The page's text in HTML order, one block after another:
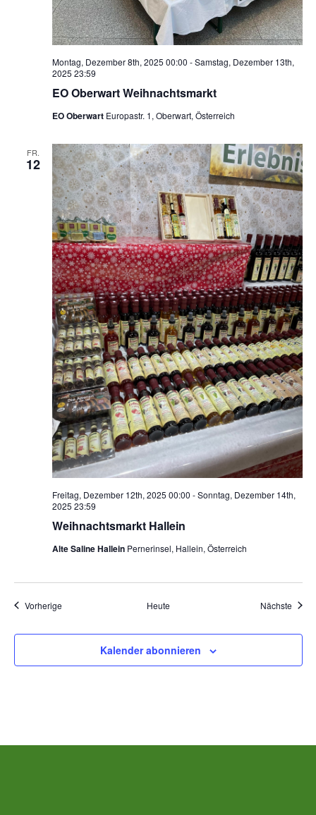
EO Oberwart Weihnachtsmarkt
Montag, Dezember 8th, 2025 00:00 -Samstag, Dezember 13th,
2025 23:59
EO Oberwart Europastr. 1, Oberwart, Österreich
FR.
12
Weihnachtsmarkt Hallein
Freitag, Dezember 12th, 2025 00:00 -Sonntag, Dezember 14th,
2025 23:59
Alte Saline Hallein Pernerinsel, Hallein, Österreich
VorherigeVeranstaltungen Heute Nächste
Kalender abonnieren